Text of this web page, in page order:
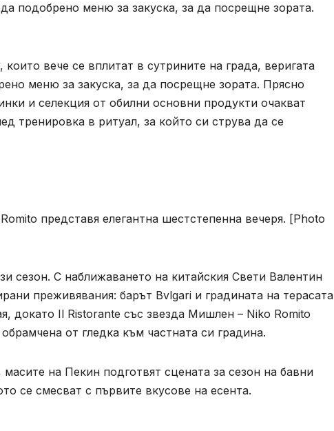
подобрено меню за закуска, за да посрещне зората.
вече се вплитат в сутрините на града, веригата
меню за закуска, за да посрещне зората. Прясно
и селекция от обилни основни продукти очакват
тренировка в ритуал, за който си струва да се
представя елегантна шестстепенна вечеря. [Photo
сезон. С наближаването на китайския Свети Валентин
преживявания: барът Bvlgari и градината на терасата
докато Il Ristorante със звезда Мишлен – Niko Romito
от гледка към частната си градина.
на Пекин подготвят сцената за сезон на бавни
се смесват с първите вкусове на есента.